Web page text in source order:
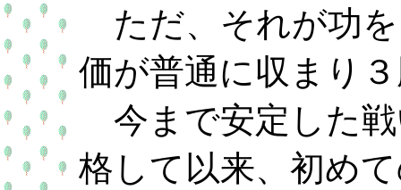
ただ、それが功
価が普通に収まり
今まで安定した
格して以来、初め